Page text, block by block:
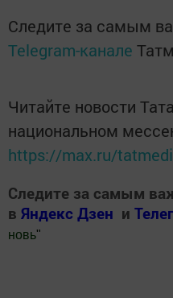
Следите за самым
Telegram-канале
Читайте новости
национальном
https://max.ru/
Следите за самым
в Яндекс Дзен и
новь"